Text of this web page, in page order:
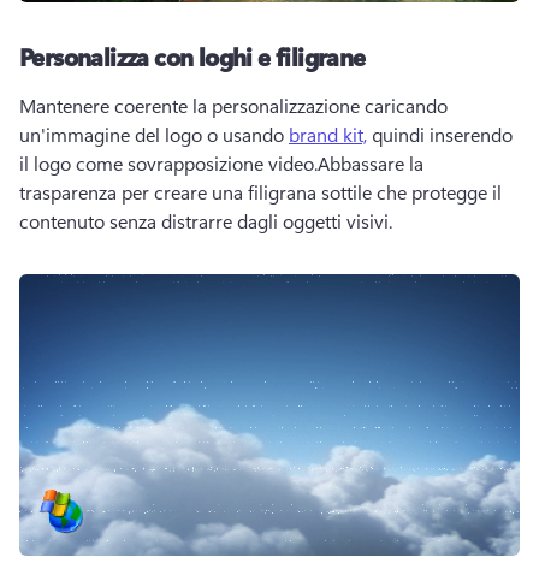
Personalizza con loghi e filigrane
Mantenere coerente la personalizzazione caricando
un'immagine del logo o usando brand kit, quindi inserendo
il logo come sovrapposizione video.Abbassare la
trasparenza per creare una filigrana sottile che protegge il
contenuto senza distrarre dagli oggetti visivi.